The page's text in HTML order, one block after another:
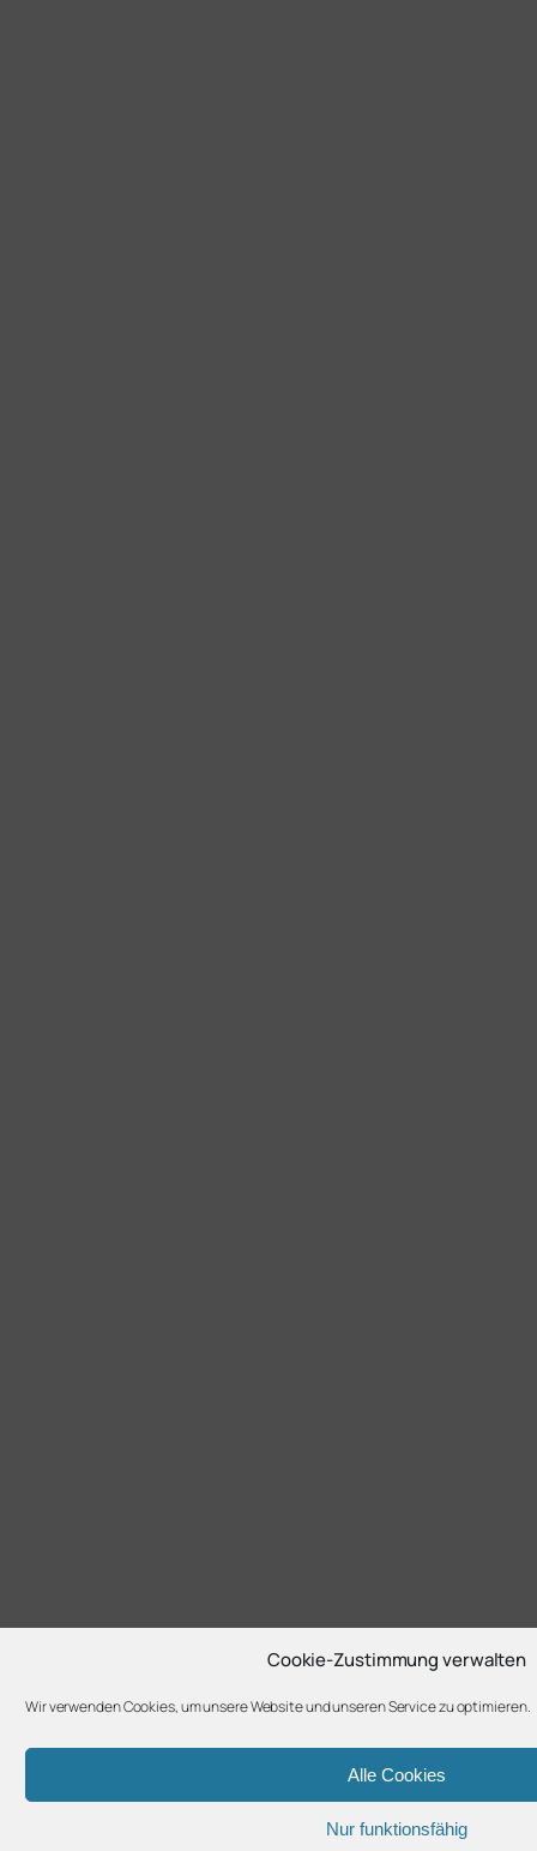
Cookie-Zustimmung verwalten
Wir verwenden Cookies, um unsere Website und unseren Service zu optimieren.
Alle Cookies
Nur funktionsfähig